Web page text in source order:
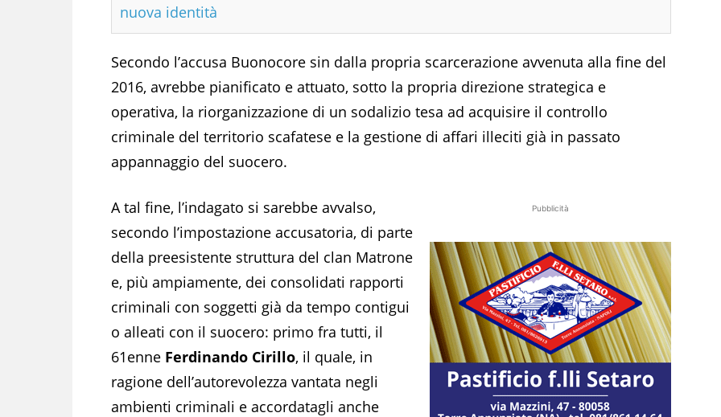
nuova identità
Secondo l’accusa Buonocore sin dalla propria scarcerazione avvenuta alla fine del
2016, avrebbe pianificato e attuato, sotto la propria direzione strategica e
operativa, la riorganizzazione di un sodalizio tesa ad acquisire il controllo
criminale del territorio scafatese e la gestione di affari illeciti già in passato
appannaggio del suocero.
Pubblicità
A tal fine, l’indagato si sarebbe avvalso,
secondo l’impostazione accusatoria, di parte
della preesistente struttura del clan Matrone
e, più ampiamente, dei consolidati rapporti
criminali con soggetti già da tempo contigui
o alleati con il suocero: primo fra tutti, il
61enne Ferdinando Cirillo, il quale, in
ragione dell’autorevolezza vantata negli
ambienti criminali e accordatagli anche